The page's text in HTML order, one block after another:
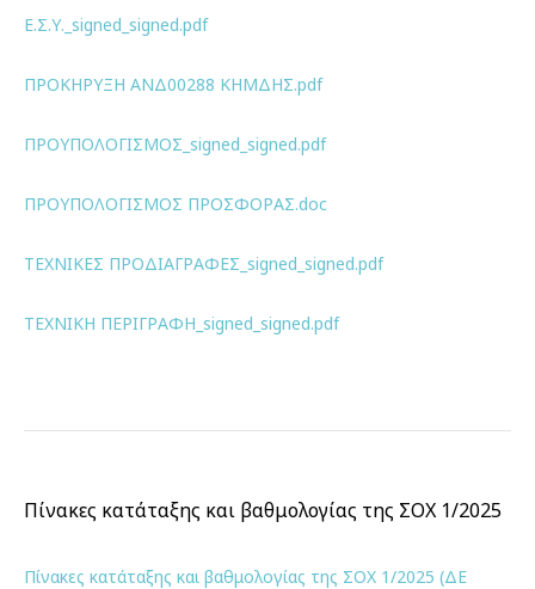
Ε.Σ.Υ._signed_signed.pdf
ΠΡΟΚΗΡΥΞΗ ΑΝΔ00288 ΚΗΜΔΗΣ.pdf
ΠΡΟΥΠΟΛΟΓΙΣΜΟΣ_signed_signed.pdf
ΠΡΟΥΠΟΛΟΓΙΣΜΟΣ ΠΡΟΣΦΟΡΑΣ.doc
ΤΕΧΝΙΚΕΣ ΠΡΟΔΙΑΓΡΑΦΕΣ_signed_signed.pdf
ΤΕΧΝΙΚΗ ΠΕΡΙΓΡΑΦΗ_signed_signed.pdf
Πίνακες κατάταξης και βαθμολογίας της ΣΟΧ 1/2025
Πίνακες κατάταξης και βαθμολογίας της ΣΟΧ 1/2025 (ΔΕ